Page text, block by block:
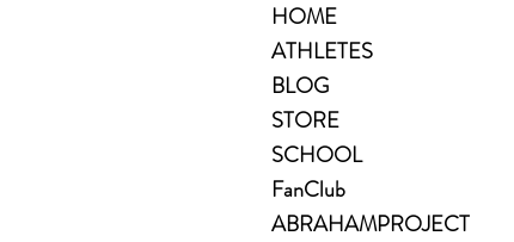
TOKYO Premium
ります。
HOME
ATHLETES
BLOG
STORE
SCHOOL
FanClub
ABRAHAMPROJECT